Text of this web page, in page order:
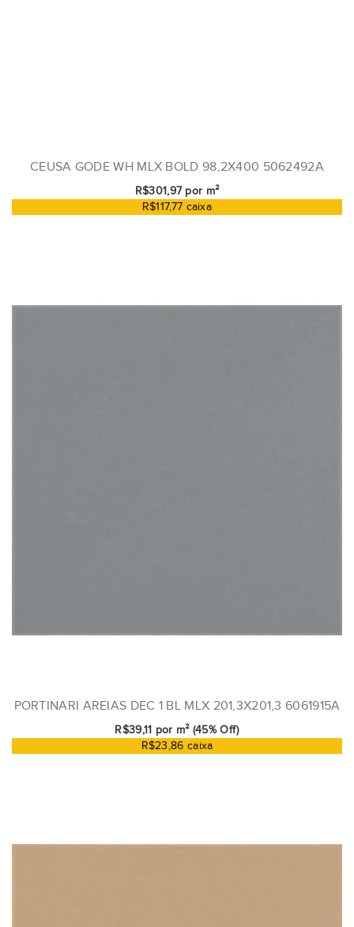
CEUSA GODE WH MLX BOLD 98,2X400 5062492A
R$301,97 por m²
R$117,77 caixa
PORTINARI AREIAS DEC 1 BL MLX 201,3X201,3 6061915A
R$39,11 por m² (45% Off)
R$23,86 caixa